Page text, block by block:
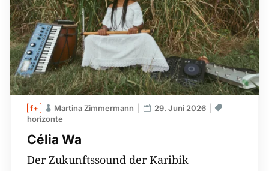
Célia Wa
Martina Zimmermann
29. Juni 2026
horizonte
Der Zukunftssound der Karibik